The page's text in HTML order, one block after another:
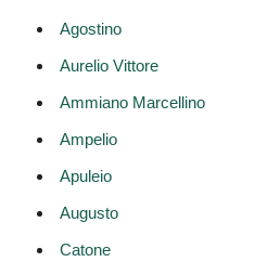
Agostino
Aurelio Vittore
Ammiano Marcellino
Ampelio
Apuleio
Augusto
Catone